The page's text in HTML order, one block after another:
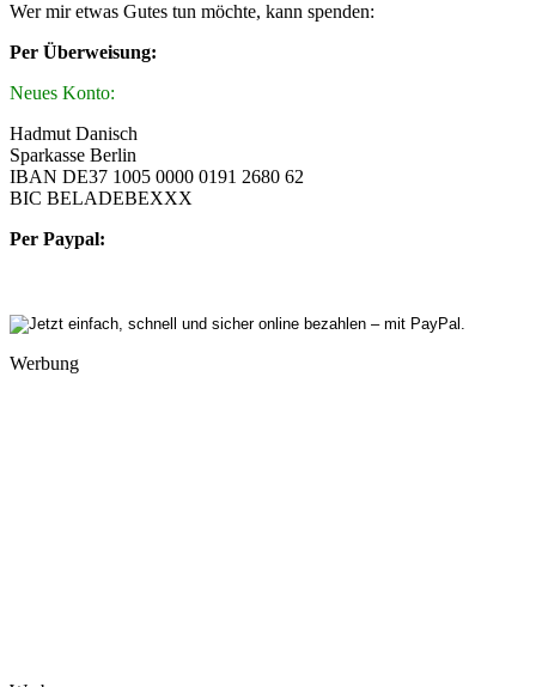
Wer mir etwas Gutes tun möchte, kann spenden:
Per Überweisung:
Neues Konto:
Hadmut Danisch
Sparkasse Berlin
IBAN DE37 1005 0000 0191 2680 62
BIC BELADEBEXXX
Per Paypal:
Werbung